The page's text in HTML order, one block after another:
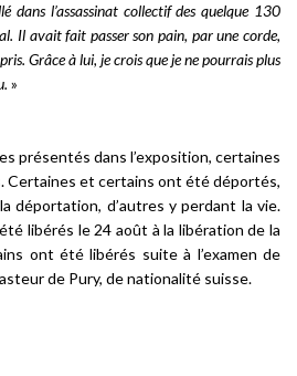
dans l’assassinat collectif des quelque 130
Il avait fait passer son pain, par une corde,
Grâce à lui, je crois que je ne pourrais plus
»
présentés dans l’exposition, certaines
Certaines et certains ont été déportés,
déportation, d’autres y perdant la vie.
libérés le 24 août à la libération de la
ont été libérés suite à l’examen de
de Pury, de nationalité suisse.